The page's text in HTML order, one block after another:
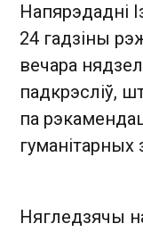
Напярэдадні
24 гадзіны
вечара
падкрэсліў,
па
гуманітарных
Нягледзячы